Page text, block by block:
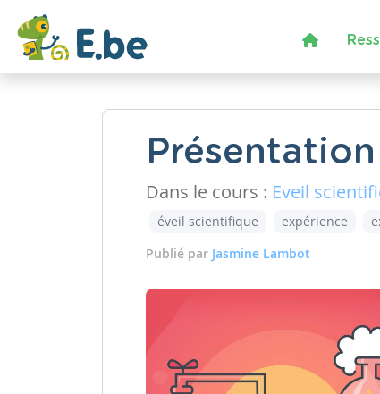
Dans le cours : Eveil
éveil scientifique expérience
Publié par Jasmine Lambot